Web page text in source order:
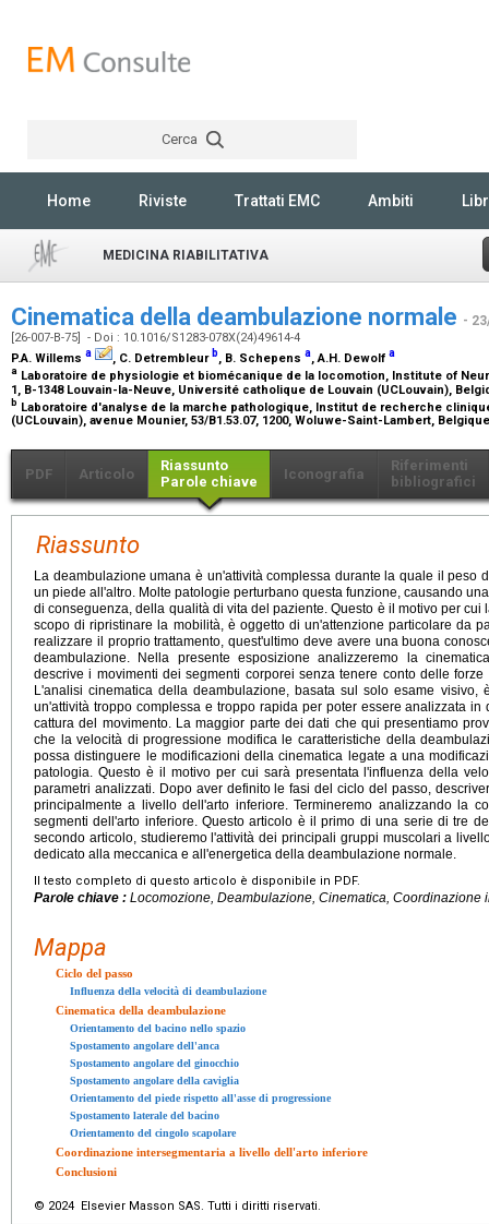
Cerca
Home Riviste Trattati EMC Ambiti
MEDICINA RIABILITATIVA
Cinematica della deambulazione normale -
[26-007-B-75] - Doi : 10.1016/S1283-078X(24)49614-4
P.A. Willems a , C. Detrembleur b, B. Schepens a, A.H. Dewolf a
a Laboratoire de physiologie et biomécanique de la locomotion, Institute of
1, B-1348 Louvain-la-Neuve, Université catholique de Louvain (UCLouvain),
b Laboratoire d'analyse de la marche pathologique, Institut de recherche
(UCLouvain), avenue Mounier, 53/B1.53.07, 1200, Woluwe-Saint-Lambert,
PDF Articolo
Riassunto
Parole chiave
Iconografia
Riferimenti
bibliografici
Riassunto
La deambulazione umana è un'attività complessa durante la quale il peso
un piede all'altro. Molte patologie perturbano questa funzione, causando
di conseguenza, della qualità di vita del paziente. Questo è il motivo per
scopo di ripristinare la mobilità, è oggetto di un'attenzione particolare da
realizzare il proprio trattamento, quest'ultimo deve avere una buona
deambulazione. Nella presente esposizione analizzeremo la
descrive i movimenti dei segmenti corporei senza tenere conto delle
L'analisi cinematica della deambulazione, basata sul solo esame visivo,
un'attività troppo complessa e troppo rapida per poter essere analizzata
cattura del movimento. La maggior parte dei dati che qui presentiamo
che la velocità di progressione modifica le caratteristiche della
possa distinguere le modificazioni della cinematica legate a una
patologia. Questo è il motivo per cui sarà presentata l'influenza della
parametri analizzati. Dopo aver definito le fasi del ciclo del passo,
principalmente a livello dell'arto inferiore. Termineremo analizzando la
segmenti dell'arto inferiore. Questo articolo è il primo di una serie di tre
secondo articolo, studieremo l'attività dei principali gruppi muscolari a
dedicato alla meccanica e all'energetica della deambulazione normale.
Il testo completo di questo articolo è disponibile in PDF.
Parole chiave : Locomozione, Deambulazione, Cinematica, Coordinazione
Mappa
Ciclo del passo
Influenza della velocità di deambulazione
Cinematica della deambulazione
Orientamento del bacino nello spazio
Spostamento angolare dell'anca
Spostamento angolare del ginocchio
Spostamento angolare della caviglia
Orientamento del piede rispetto all'asse di progressione
Spostamento laterale del bacino
Orientamento del cingolo scapolare
Coordinazione intersegmentaria a livello dell'arto inferiore
Conclusioni
© 2024 Elsevier Masson SAS. Tutti i diritti riservati.